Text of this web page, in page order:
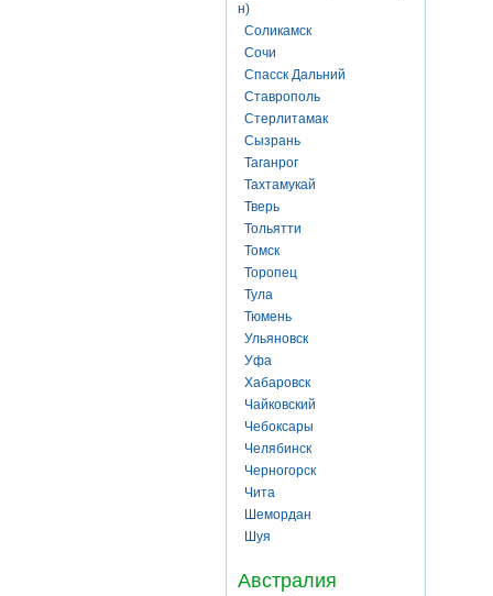
н)
Соликамск
Сочи
Спасск Дальний
Ставрополь
Стерлитамак
Сызрань
Таганрог
Тахтамукай
Тверь
Тольятти
Томск
Торопец
Тула
Тюмень
Ульяновск
Уфа
Хабаровск
Чайковский
Чебоксары
Челябинск
Черногорск
Чита
Шемордан
Шуя
Австралия